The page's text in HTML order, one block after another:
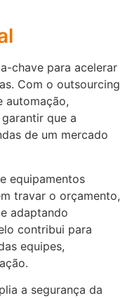
chave para acelerar
Com o outsourcing
automação,
que a
de um mercado
equipamentos
travar o orçamento,
adaptando
contribui para
equipes,
a segurança da